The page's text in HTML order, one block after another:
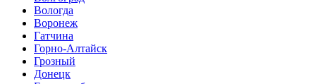
Вологда
Воронеж
Гатчина
Горно-Алтайск
Грозный
Донецк